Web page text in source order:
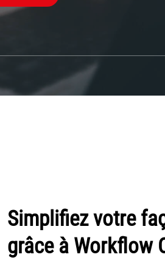
Simplifiez votre
grâce à Workflow